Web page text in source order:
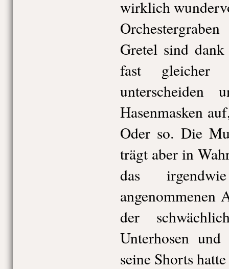
wirklich
Gretel sind
fast gleicher
unterscheiden
Hasenmasken
Oder so. Die
trägt aber in
das
angenommenen
der
Unterhosen
seine Shorts